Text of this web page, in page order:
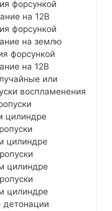
форсункой
на 12В
форсункой
на землю
форсункой
на 12В
или
воспламенения
цилиндре
цилиндре
цилиндре
цилиндре